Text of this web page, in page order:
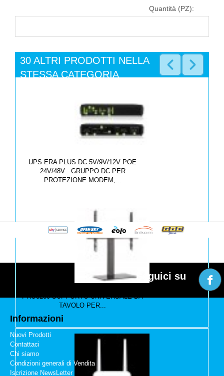
Quantità (PZ):
30 ALTRI PRODOTTI NELLA
STESSA CATEGORIA
UPS ERA PLUS DC 5V/9V/12V POE
24V/48V GRUPPO DC PER
PROTEZIONE MODEM,...
PRO3280 SUPPORTO UNIVERSALE DA
TAVOLO PER...
Seguici su
Informazioni
Nuovi Prodotti
Contattaci
Chi siamo
Condizioni generali di Vendita
Iscrizione NewsLetter